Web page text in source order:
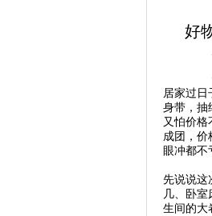
好
居家过日
身带，抽
又怕价
成团，价
眼冲都不
先说说这
几、卧
生间的大